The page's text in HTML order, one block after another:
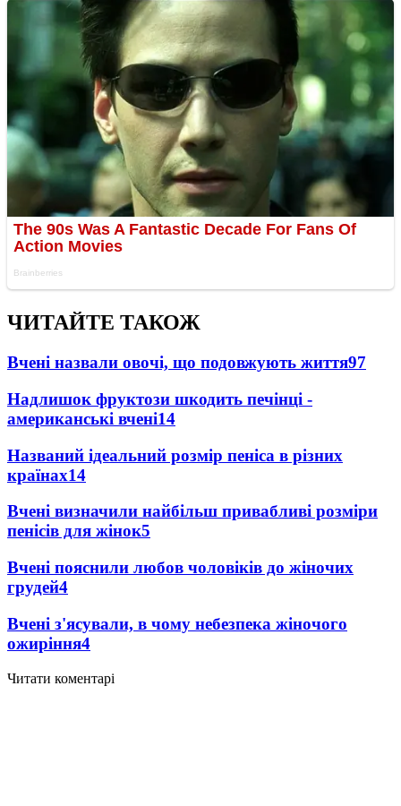
ЧИТАЙТЕ ТАКОЖ
Вчені назвали овочі, що подовжують життя97
Надлишок фруктози шкодить печінці -
американські вчені14
Названий ідеальний розмір пеніса в різних
країнах14
Вчені визначили найбільш привабливі розміри
пенісів для жінок5
Вчені пояснили любов чоловіків до жіночих
грудей4
Вчені з'ясували, в чому небезпека жіночого
ожиріння4
Читати коментарі